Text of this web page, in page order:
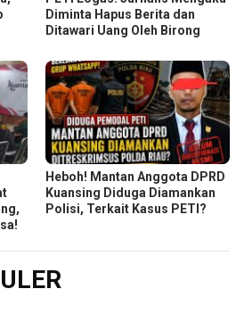
Diminta Hapus Berita dan
Ditawari Uang Oleh Birong
Heboh! Mantan Anggota DPRD
Kuansing Diduga Diamankan
Polisi, Terkait Kasus PETI?